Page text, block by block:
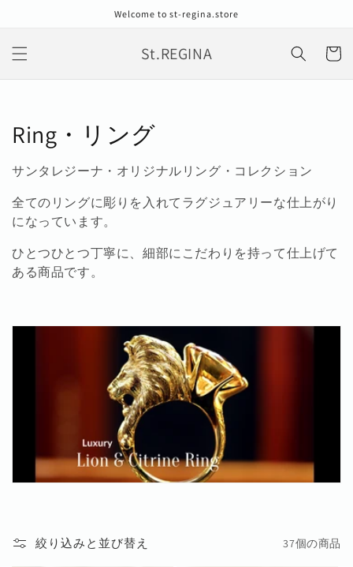
Welcome to st-regina.store
St.REGINA
ー
コ
レ
ク
シ
ョ
ン
:
Ring・リング
サンタレジーナ・オリジナルリング・コレクション
全てのリングに彫りを入れてラグジュアリーな仕上がり
になっています。
ひとつひとつ丁寧に、細部にこだわりを持って仕上げて
ある商品です。
絞り込みと並び替え 37個の商品